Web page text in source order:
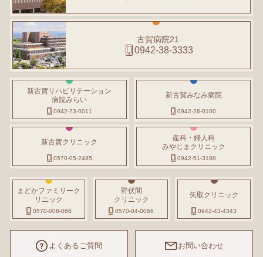
古賀病院21
0942-38-3333
新古賀リハビリテーション
病院みらい
0942-73-0011
新古賀みなみ病院
0942-26-0100
新古賀クリニック
0570-05-2485
産科・婦人科
みやじまクリニック
0942-51-3188
まどかファミリーク
リニック
0570-008-066
野伏間
クリニック
0570-04-0066
矢取クリニック
0942-43-4343
よくあるご質問 お問い合わせ